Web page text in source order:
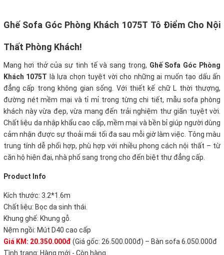
Ghế Sofa Góc Phòng Khách 1075T Tô Điểm Cho Nội
Thất Phòng Khách!
Mang hơi thở của sự tinh tế và sang trọng, Ghế Sofa Góc Phòng
Khách 1075T là lựa chọn tuyệt vời cho những ai muốn tạo dấu ấn
đẳng cấp trong không gian sống. Với thiết kế chữ L thời thượng,
đường nét mềm mại và tỉ mỉ trong từng chi tiết, mẫu sofa phòng
khách này vừa đẹp, vừa mang đến trải nghiệm thư giãn tuyệt vời.
Chất liệu da nhập khẩu cao cấp, mềm mại và bền bỉ giúp người dùng
cảm nhận được sự thoải mái tối đa sau mỗi giờ làm việc. Tông màu
trung tính dễ phối hợp, phù hợp với nhiều phong cách nội thất – từ
căn hộ hiện đại, nhà phố sang trọng cho đến biệt thự đẳng cấp.
Product Info
Kích thước: 3.2*1.6m
Chất liệu: Bọc da sinh thái.
Khung ghế: Khung gỗ.
Nệm ngồi: Mút D40 cao cấp
Giá KM: 20.350.000đ (Giá gốc: 26.500.000đ) – Bàn sofa 6.050.000đ
Tình trạng: Hàng mới - Còn hàng